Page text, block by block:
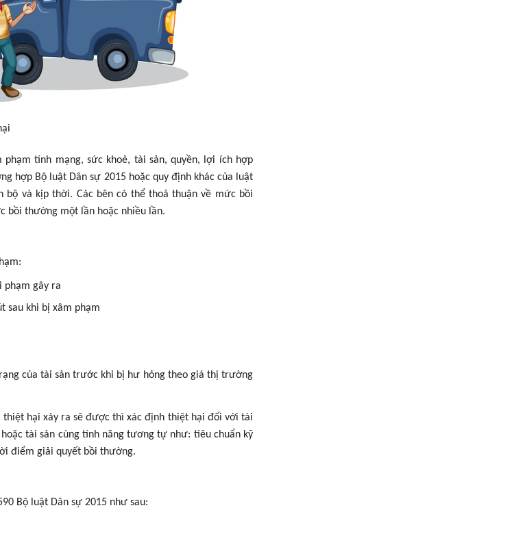
tính mạng, sức khoẻ, tài sản, quyền, lợi ích hợp
hợp Bộ luật Dân sự 2015 hoặc quy định khác của luật
và kịp thời. Các bên có thể thoả thuận về mức bồi
bồi thường một lần hoặc nhiều lần.
phạm gây ra
sau khi bị xâm phạm
của tài sản trước khi bị hư hỏng theo giá thị trường
hại xảy ra sẽ được thì xác định thiệt hại đối với tài
tài sản cùng tính năng tương tự như: tiêu chuẩn kỹ
điểm giải quyết bồi thường.
Bộ luật Dân sự 2015 như sau: